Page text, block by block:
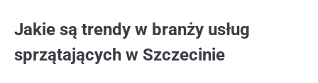
Jakie są trendy w branży usług
sprzątających w Szczecinie